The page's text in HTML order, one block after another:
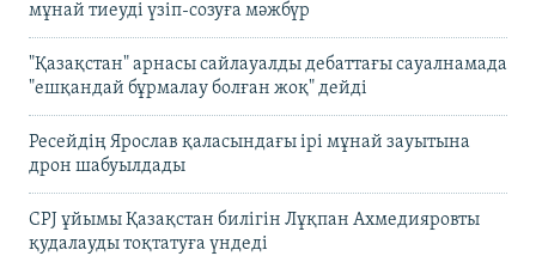
мұнай тиеуді үзіп-созуға мәжбүр
"Қазақстан" арнасы сайлауалды дебаттағы сауалнамада
"ешқандай бұрмалау болған жоқ" дейді
Ресейдің Ярослав қаласындағы ірі мұнай зауытына
дрон шабуылдады
CPJ ұйымы Қазақстан билігін Лұқпан Ахмедияровты
қудалауды тоқтатуға үндеді